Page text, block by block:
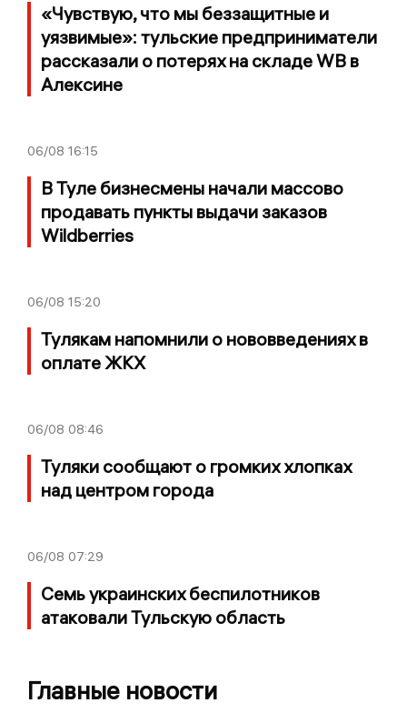
«Чувствую, что мы беззащитные и
уязвимые»: тульские предприниматели
рассказали о потерях на складе WB в
Алексине
06/08 16:15
В Туле бизнесмены начали массово
продавать пункты выдачи заказов
Wildberries
06/08 15:20
Тулякам напомнили о нововведениях в
оплате ЖКХ
06/08 08:46
Туляки сообщают о громких хлопках
над центром города
06/08 07:29
Семь украинских беспилотников
атаковали Тульскую область
Главные новости